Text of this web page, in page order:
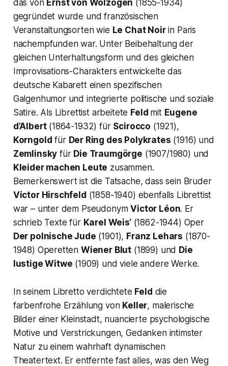
das von Ernst von Wolzogen (1855-1934)
gegründet wurde und französischen
Veranstaltungsorten wie Le Chat Noirin Paris
nachempfunden war. Unter Beibehaltung der
gleichen Unterhaltungsform und des gleichen
Improvisations-Charakters entwickelte das
deutsche Kabarett einen spezifischen
Galgenhumor und integrierte politische und soziale
Satire. Als Librettist arbeitete Feld mit Eugene
d’Albert(1864-1932) für Scirocco (1921),
Korngold für Der Ring des Polykrates (1916) und
Zemlinsky für Die Traumgörge (1907/1980) und
Kleider machen Leute zusammen.
Bemerkenswert ist die Tatsache, dass sein Bruder
Victor Hirschfeld (1858-1940) ebenfalls Librettist
war – unter dem PseudonymVictor Léon. Er
schrieb Texte für Karel Weis‘(1862-1944) Oper
Der polnische Jude (1901), Franz Lehars (1870-
1948) Operetten Wiener Blut (1899) und Die
lustige Witwe (1909) und viele andere Werke.
In seinem Libretto verdichtete Feld die
farbenfrohe Erzählung von Keller, malerische
Bilder einer Kleinstadt, nuancierte psychologische
Motive und Verstrickungen, Gedanken intimster
Natur zu einem wahrhaft dynamischen
Theatertext. Er entfernte fast alles, was den Weg